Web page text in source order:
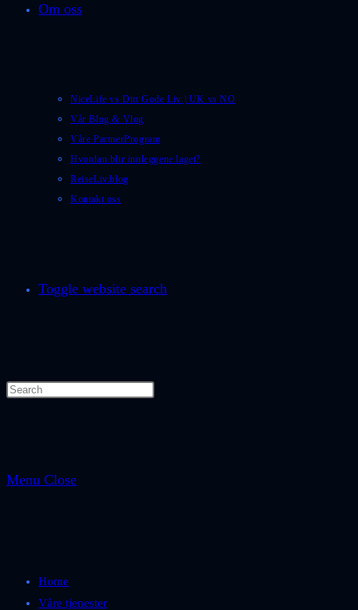
Om oss
NiceLife vs Ditt Gode Liv | UK vs NO
Vår Blog & Vlog
Våre PartnerProgram
Hvordan blir innleggene laget?
ReiseLiv.blog
Kontakt oss
Toggle website search
Menu Close
Home
Våre tjenester